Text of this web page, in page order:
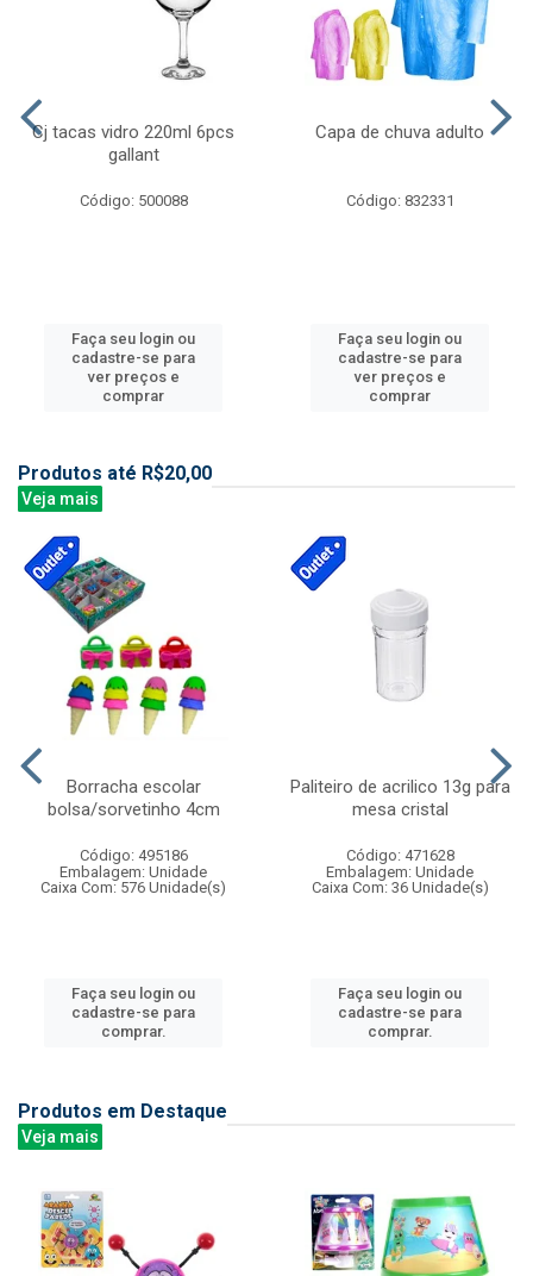
Cj tacas vidro 220ml 6pcs
gallant
Código: 500088
Faça seu login ou
cadastre-se para
ver preços e
comprar
Capa de chuva adulto
Código: 832331
Faça seu login ou
cadastre-se para
ver preços e
comprar
Produtos até R$20,00
Veja mais
Borracha escolar
bolsa/sorvetinho 4cm
Código: 495186
Embalagem: Unidade
Caixa Com: 576 Unidade(s)
Faça seu login ou
cadastre-se para
comprar.
Paliteiro de acrilico 13g para
mesa cristal
Código: 471628
Embalagem: Unidade
Caixa Com: 36 Unidade(s)
Faça seu login ou
cadastre-se para
comprar.
Produtos em Destaque
Veja mais